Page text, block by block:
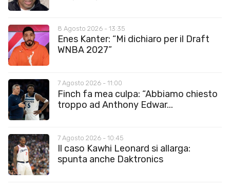
8 Agosto 2026 - 13:35
Enes Kanter: “Mi dichiaro per il Draft
WNBA 2027”
7 Agosto 2026 - 11:00
Finch fa mea culpa: “Abbiamo chiesto
troppo ad Anthony Edwar...
7 Agosto 2026 - 10:45
Il caso Kawhi Leonard si allarga:
spunta anche Daktronics